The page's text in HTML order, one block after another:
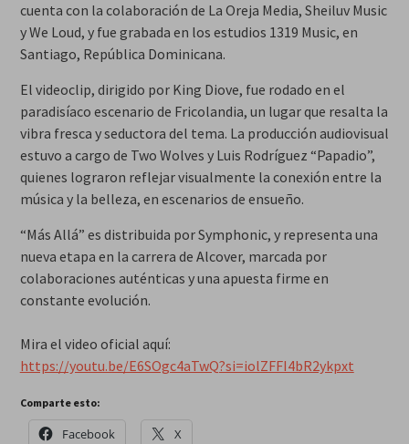
cuenta con la colaboración de La Oreja Media, Sheiluv Music
y We Loud, y fue grabada en los estudios 1319 Music, en
Santiago, República Dominicana.
El videoclip, dirigido por King Diove, fue rodado en el
paradisíaco escenario de Fricolandia, un lugar que resalta la
vibra fresca y seductora del tema. La producción audiovisual
estuvo a cargo de Two Wolves y Luis Rodríguez “Papadio”,
quienes lograron reflejar visualmente la conexión entre la
música y la belleza, en escenarios de ensueño.
“Más Allá” es distribuida por Symphonic, y representa una
nueva etapa en la carrera de Alcover, marcada por
colaboraciones auténticas y una apuesta firme en
constante evolución.
Mira el video oficial aquí:
https://youtu.be/E6SOgc4aTwQ?si=iolZFFI4bR2ykpxt
Comparte esto:
Facebook X